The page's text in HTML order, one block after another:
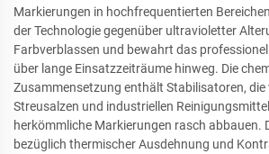
Markierungen in hochfrequentierten
der Technologie gegenüber ultravioletter
Farbverblassen und bewahrt das
über lange Einsatzzeiträume hinweg. Die
Zusammensetzung enthält Stabilisatoren, die
Streusalzen und industriellen
herkömmliche Markierungen rasch abbauen.
bezüglich thermischer Ausdehnung und